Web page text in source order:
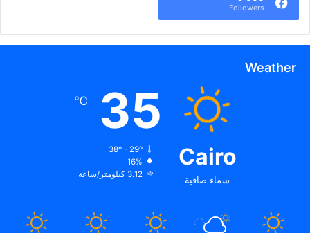
Followers
Weather
Cairo
سماء صافية
35
℃
38º - 29º
16%
3.12 كيلومتر/ساعة